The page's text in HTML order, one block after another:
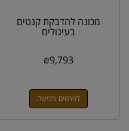
מכונה להדבקת קנטים
בעיגולים
₪9,793
לפרטים ורכישה